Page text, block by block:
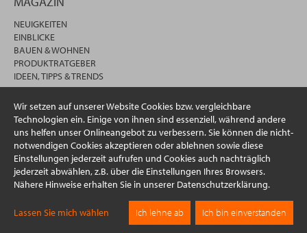
Wir setzen auf unserer Website Cookies bzw. vergleichbare
Technologien ein. Einige von ihnen sind essenziell, während andere
uns helfen unser Onlineangebot zu verbessern. Sie können die nicht-
notwendigen Cookies akzeptieren oder ablehnen sowie diese
Einstellungen jederzeit aufrufen und Cookies auch nachträglich
jederzeit abwählen, z.B. über die Einstellungen Ihres Browsers.
Nähere Hinweise erhalten Sie in unserer Datenschutzerklärung.
Lassen Sie mich wählen Ich lehne ab Ich bin einverstanden
NEUIGKEITEN
EINBLICKE
BAUEN & WOHNEN
PRODUKTRATGEBER
IDEEN, TIPPS & TRENDS